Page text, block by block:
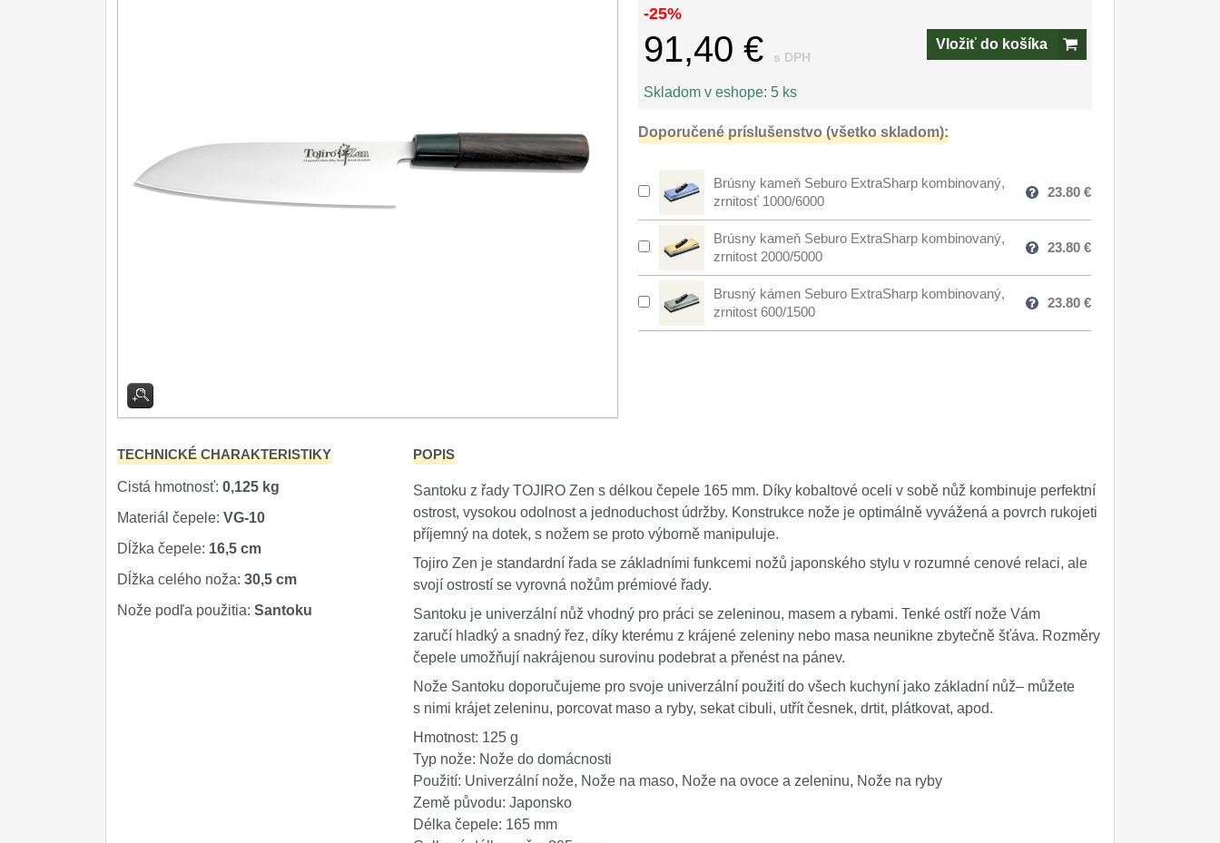
Nože na chleba
Japonské nože
Príslušenstvo
Zavírací nože
Nože s pevnou čepeľou
Špeciálne nože
Ostrenie nožov
Nože SEBURO
-25%
91,40 € s DPH
Vložiť do košíka
Skladom v eshope: 5 ks
Doporučené príslušenstvo (všetko skladom):
Brúsny kameň Seburo ExtraSharp kombinovaný,
zrnitosť 1000/6000
23.80 €
Brúsny kameň Seburo ExtraSharp kombinovaný,
zrnitost 2000/5000
23.80 €
Brusný kámen Seburo ExtraSharp kombinovaný,
zrnitost 600/1500
23.80 €
TECHNICKÉ CHARAKTERISTIKY
Cistá hmotnosť: 0,125 kg
Materiál čepele: VG-10
Dĺžka čepele: 16,5 cm
Dĺžka celého noža: 30,5 cm
Nože podľa použitia: Santoku
POPIS
Santoku z řady TOJIRO Zen s délkou čepele 165 mm. Díky kobaltové oceli v sobě nůž kombinuje perfektní
ostrost, vysokou odolnost a jednoduchost údržby. Konstrukce nože je optimálně vyvážená a povrch rukojeti
příjemný na dotek, s nožem se proto výborně manipuluje.
Tojiro Zen je standardní řada se základními funkcemi nožů japonského stylu v rozumné cenové relaci, ale
svojí ostrostí se vyrovná nožům prémiové řady.
Santoku je univerzální nůž vhodný pro práci se zeleninou, masem a rybami. Tenké ostří nože Vám
zaručí hladký a snadný řez, díky kterému z krájené zeleniny nebo masa neunikne zbytečně šťáva. Rozměry
čepele umožňují nakrájenou surovinu podebrat a přenést na pánev.
Nože Santoku doporučujeme pro svoje univerzální použití do všech kuchyní jako základní nůž– můžete
s nimi krájet zeleninu, porcovat maso a ryby, sekat cibuli, utřít česnek, drtit, plátkovat, apod.
Hmotnost: 125 g
Typ nože: Nože do domácnosti
Použití: Univerzální nože, Nože na maso, Nože na ovoce a zeleninu, Nože na ryby
Země původu: Japonsko
Délka čepele: 165 mm